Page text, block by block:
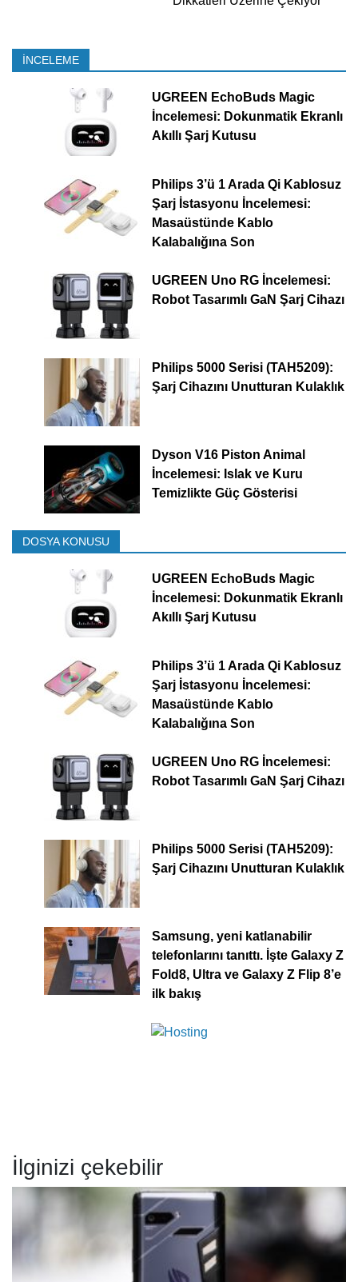
İNCELEME
UGREEN EchoBuds Magic
İncelemesi: Dokunmatik Ekranlı
Akıllı Şarj Kutusu
Philips 3’ü 1 Arada Qi Kablosuz
Şarj İstasyonu İncelemesi:
Masaüstünde Kablo
Kalabalığına Son
UGREEN Uno RG İncelemesi:
Robot Tasarımlı GaN Şarj Cihazı
Philips 5000 Serisi (TAH5209):
Şarj Cihazını Unutturan Kulaklık
Dyson V16 Piston Animal
İncelemesi: Islak ve Kuru
Temizlikte Güç Gösterisi
DOSYA KONUSU
UGREEN EchoBuds Magic
İncelemesi: Dokunmatik Ekranlı
Akıllı Şarj Kutusu
Philips 3’ü 1 Arada Qi Kablosuz
Şarj İstasyonu İncelemesi:
Masaüstünde Kablo
Kalabalığına Son
UGREEN Uno RG İncelemesi:
Robot Tasarımlı GaN Şarj Cihazı
Philips 5000 Serisi (TAH5209):
Şarj Cihazını Unutturan Kulaklık
Samsung, yeni katlanabilir
telefonlarını tanıttı. İşte Galaxy Z
Fold8, Ultra ve Galaxy Z Flip 8’e
ilk bakış
İlginizi çekebilir